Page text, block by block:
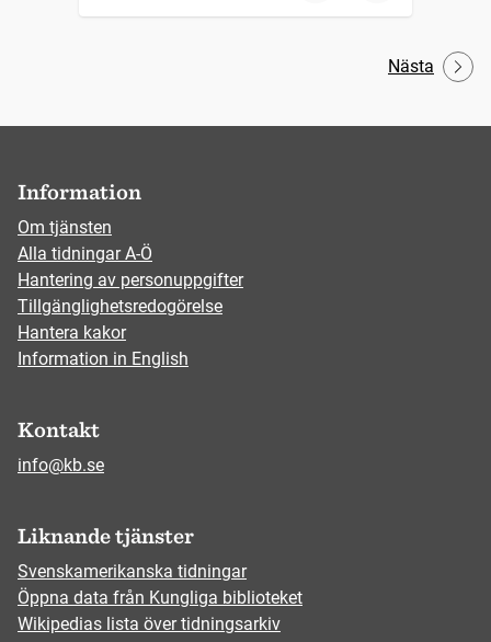
Nästa
Information
Om tjänsten
Alla tidningar A-Ö
Hantering av personuppgifter
Tillgänglighetsredogörelse
Hantera kakor
Information in English
Kontakt
info@kb.se
Liknande tjänster
Svenskamerikanska tidningar
Öppna data från Kungliga biblioteket
Wikipedias lista över tidningsarkiv